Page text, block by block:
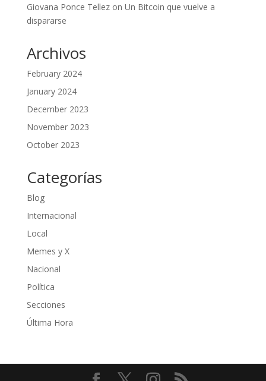
Giovana Ponce Tellezon Un Bitcoin que vuelve a
dispararse
Archivos
February 2024
January 2024
December 2023
November 2023
October 2023
Categorías
Blog
Internacional
Local
Memes y X
Nacional
Política
Secciones
Última Hora